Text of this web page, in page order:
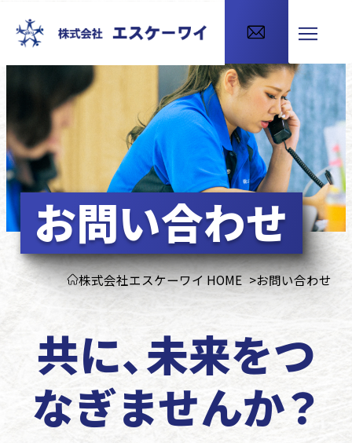
お問い合わせ
株式会社エスケーワイ HOME お問い合わせ
共に、未来をつ
なぎませんか？